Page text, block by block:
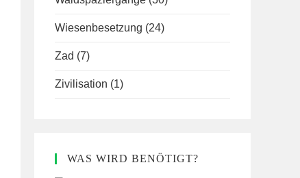
Wiesenbesetzung (24)
Zad (7)
Zivilisation (1)
WAS WIRD BENÖTIGT?